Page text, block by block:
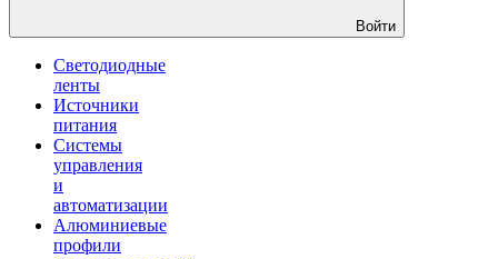
Войти
Светодиодные
ленты
Источники
питания
Системы
управления
и
автоматизации
Алюминиевые
профили